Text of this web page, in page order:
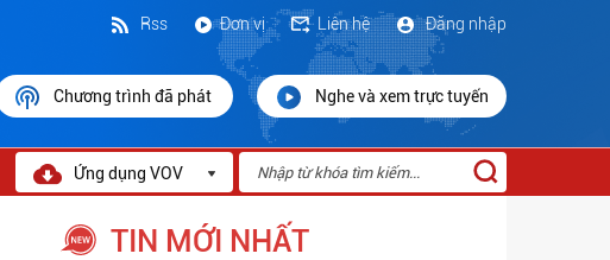
Đăng nhập
Liên hệ
Đơn vị
Rss
Chương trình đã phát Nghe và xem trực tuyến
Ứng dụng VOV
TIN MỚI NHẤT